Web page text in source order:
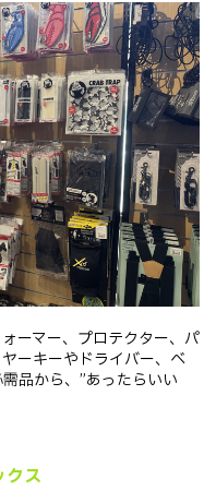
ーマー、プロテクター、パ
ーキーやドライバー、ベ
品から、”あったらいい
クス